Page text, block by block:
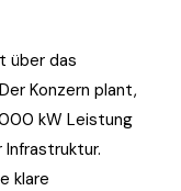
über das
Konzern plant,
kW Leistung
klare